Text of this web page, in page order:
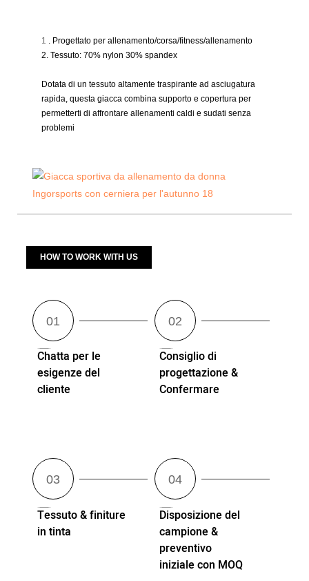
1
. Progettato per allenamento/corsa/fitness/allenamento
2. Tessuto: 70% nylon 30% spandex
Dotata di un tessuto altamente traspirante ad asciugatura
rapida, questa giacca combina supporto e copertura per
permetterti di affrontare allenamenti caldi e sudati senza
problemi
HOW TO WORK WITH US
Chatta per le
esigenze del
cliente
Consiglio di
progettazione &
Confermare
Tessuto & finiture
in tinta
Disposizione del
campione &
preventivo
iniziale con MOQ